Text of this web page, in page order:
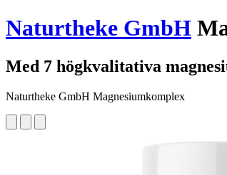
Naturtheke GmbH
Med 7 högkvalitativa
Naturtheke GmbH Magnesiumkomplex